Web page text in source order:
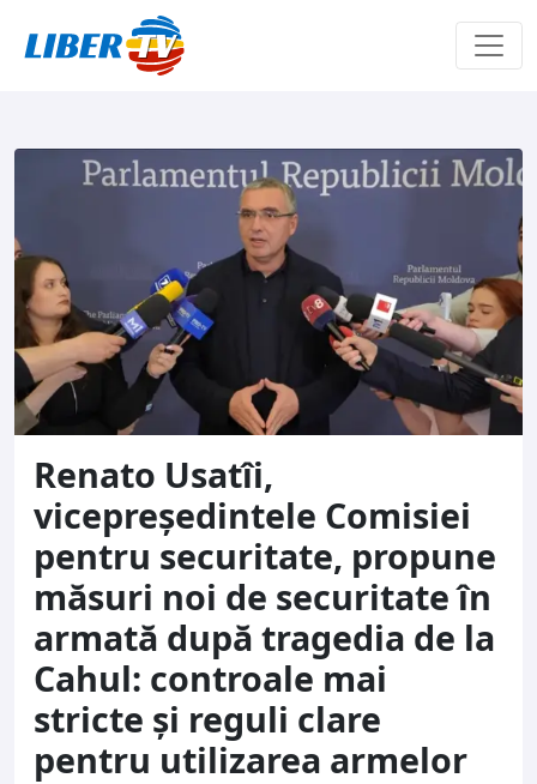
Renato Usatîi,
vicepreședintele Comisiei
pentru securitate, propune
măsuri noi de securitate în
armată după tragedia de la
Cahul: controale mai
stricte și reguli clare
pentru utilizarea armelor